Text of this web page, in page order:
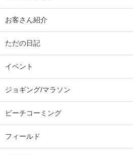
お客さん紹介
ただの日記
イベント
ジョギング/マラソン
ビーチコーミング
フィールド